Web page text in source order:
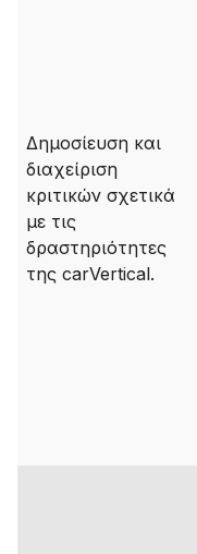
Δημοσίευση και
διαχείριση
κριτικών σχετικά
με τις
δραστηριότητες
της carVertical.